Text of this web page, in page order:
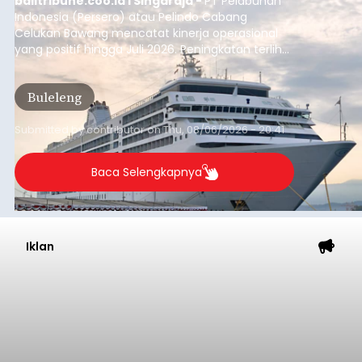
Indonesia (Persero) atau Pelindo Cabang
Celukan Bawang mencatat kinerja operasional
yang positif hingga Juli 2026. Peningkatan terlihat
dari arus kapal yang mencapai 1,48 juta Gross
Tonnage (GT), atau tumbuh 12,4 persen
dibandingkan periode yang sama tahun lalu
yang tercatat sebesar 1,32 juta GT.
Buleleng
Submitted bycontributoronThu, 08/06/2026 - 20:41
Baca Selengkapnya
Iklan